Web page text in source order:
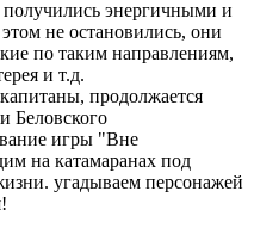
энергичными и
не остановились, они
по таким направлениям,
и т.д.
продолжается
Беловского
игры "Вне
на катамаранах под
угадываем персонажей